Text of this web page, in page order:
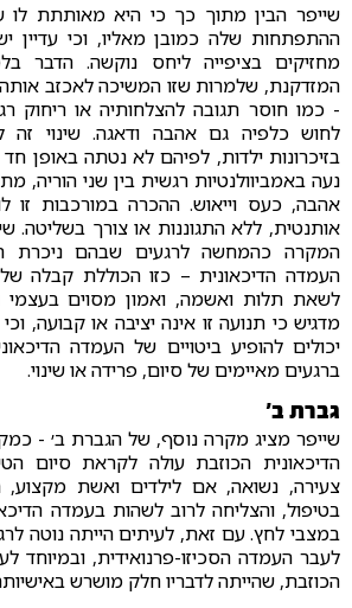
שייפר הבין מתוך כך כי היא מאותתת
ההתפתחות שלה כמובן מאליו, וכי עדיין
מחזיקים בציפייה ליחס נוקשה. הדבר
המזדקנת, שלמרות שזו המשיכה לאכזב
- כמו חוסר תגובה להצלחותיה או ריחוק
לחוש כלפיה גם אהבה ודאגה. שינוי זה
בזיכרונות ילדות, לפיהם לא נטתה באופן
נעה באמביוולנטיות רגשית בין שני הוריה,
אהבה, כעס וייאוש. ההכרה במורכבות
אותנטית, ללא התגוננות או צורך בשליטה.
המקרה כהמחשה לרגעים שבהם ניכרת
העמדה הדיכאונית – כזו הכוללת קבלה
לשאת תלות ואשמה, ואמון מסוים
מדגיש כי תנועה זו אינה יציבה או קבועה,
יכולים להופיע ביטויים של העמדה
ברגעים מאיימים של סיום, פרידה או שינוי.
גברת ב׳
שייפר מציג מקרה נוסף, של הגברת ב׳ -
הדיכאונית הכוזבת עולה לקראת סיום
צעירה, נשואה, אם לילדים ואשת
בטיפול, והצליחה לרוב לשהות בעמדה
במצבי לחץ. עם זאת, לעיתים הייתה נוטה
לעבר העמדה הסכיזו-פרנואידית, ובמיוחד
הכוזבת, שהייתה לדבריו חלק מושרש